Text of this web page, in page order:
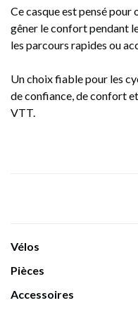
Ce casque est pensé pour
gêner le confort pendant
les parcours rapides ou
Un choix fiable pour les
de confiance, de confort
VTT.
Vélos
Pièces
Accessoires